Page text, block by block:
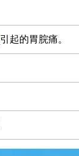
引起的胃脘痛。